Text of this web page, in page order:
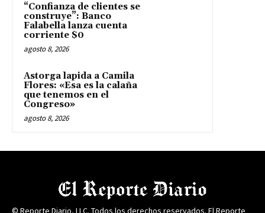
“Confianza de clientes se
construye”: Banco
Falabella lanza cuenta
corriente $0
agosto 8, 2026
Astorga lapida a Camila
Flores: «Esa es la calaña
que tenemos en el
Congreso»
agosto 8, 2026
© Reporte Diario, LLC. Todos los derechos reservados. El Reporte